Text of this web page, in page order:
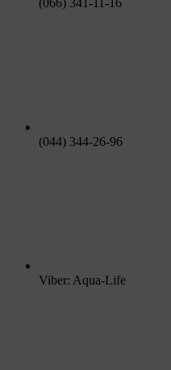
(066) 341-11-16
(044) 344-26-96
Viber: Aqua-Life